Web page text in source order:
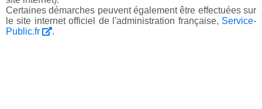
Certaines démarches peuvent également être effectuées sur
le site internet officiel de l'administration française, Service-
Public.fr
.